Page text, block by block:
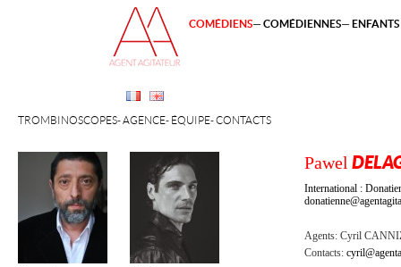
TROMBINOSCOPES AGENCE ÉQUIPE CONTACTS
COMÉDIENS COMÉDIENNES
Pawel
International :
Agents: Cyril
Contacts: